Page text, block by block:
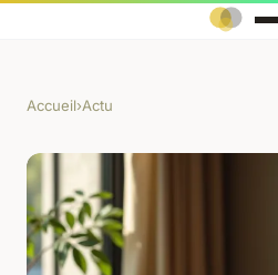
Accueil›Actu